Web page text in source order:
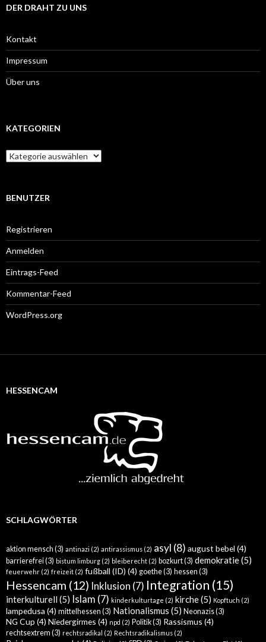
DER DRAHT ZU UNS
Kontakt
Impressum
Über uns
KATEGORIEN
Kategorien
BENUTZER
Registrieren
Anmelden
Eintrags-Feed
Kommentar-Feed
WordPress.org
HESSENCAM
SCHLAGWÖRTER
aktion mensch (3) antinazi (2) antirassismus (2) asyl (8) august bebel (4)
barrierefrei(3) bistum limburg (2) bleiberecht (2) bozkurt(3) demokratie(5)
feuerwehr (2) freizeit (2) fußball (ID) (4) goethe(3) hessen (3)
Hessencam (12) Inklusion (7) Integration (15)
interkulturell(5) Islam (7) kinderkulturtage (2) kirche(5) Kopftuch (2)
lampedusa (4) mittelhessen (3) Nationalismus (5) Neonazis(3)
NG Cup (4) Niedergirmes (4) npd (2) Politik(3) Rassismus (4)
rechtsextrem (3) rechtsradikal (2) Rechtsradikalismus (2)